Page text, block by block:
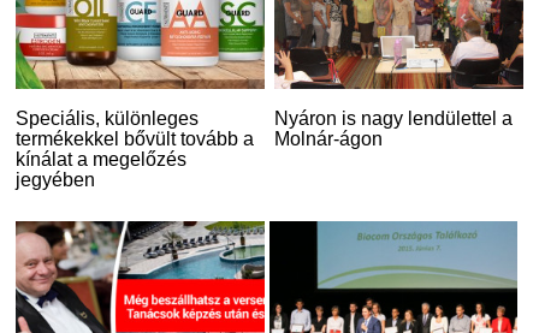
Speciális, különleges
termékekkel bővült tovább a
kínálat a megelőzés
jegyében
Nyáron is nagy lendülettel a
Molnár-ágon